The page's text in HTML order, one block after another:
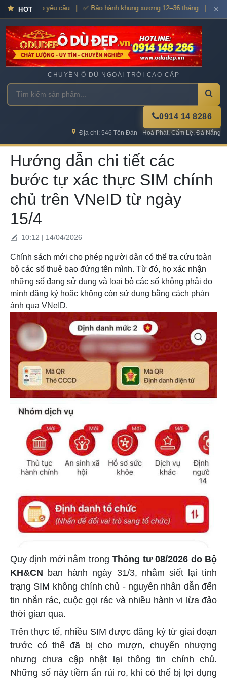
HOT
theo yêu cầu | ✅ Bảo hành khung xương 12–36 tháng | 🚀 Giao✕
CHUYÊN Ô DÙ NGOÀI TRỜI CAO CẤP
0914 14 8286
Địa chỉ: 546 Tôn Đản - Hoà Phát, Cẩm Lệ, Đà Nẵng
Hướng dẫn chi tiết các
bước tự xác thực SIM chính
chủ trên VNeID từ ngày
15/4
10:12 | 14/04/2026
Chính sách mới cho phép người dân có thể tra cứu toàn
bộ các số thuê bao đứng tên mình. Từ đó, họ xác nhận
những số đang sử dụng và loại bỏ các số không phải do
mình đăng ký hoặc không còn sử dụng bằng cách phản
ánh qua VNeID.
Quy định mới nằm trongThông tư 08/2026 do Bộ
KH&CN ban hành ngày 31/3, nhằm siết lại tình
trạng SIM không chính chủ - nguyên nhân dẫn đến
tin nhắn rác, cuộc gọi rác và nhiều hành vi lừa đảo
thời gian qua.
Trên thực tế, nhiều SIM được đăng ký từ giai đoạn
trước có thể đã bị cho mượn, chuyển nhượng
nhưng chưa cập nhật lại thông tin chính chủ.
Những số này tiềm ẩn rủi ro, khi có thể bị lợi dụng